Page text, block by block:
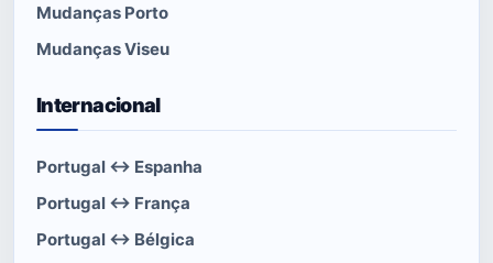
Mudanças Porto
Mudanças Viseu
Internacional
Portugal ↔ Espanha
Portugal ↔ França
Portugal ↔ Bélgica